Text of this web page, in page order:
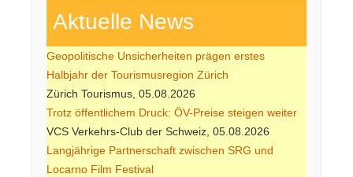
Aktuelle News
Geopolitische Unsicherheiten prägen erstes
Halbjahr der Tourismusregion Zürich
Zürich Tourismus, 05.08.2026
Trotz öffentlichem Druck: ÖV-Preise steigen weiter
VCS Verkehrs-Club der Schweiz, 05.08.2026
Langjährige Partnerschaft zwischen SRG und
Locarno Film Festival